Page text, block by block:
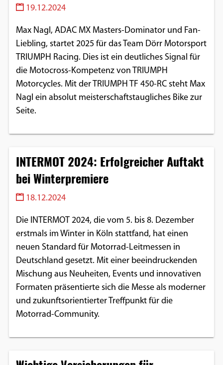
19.12.2024
Max Nagl, ADAC MX Masters-Dominator und Fan-
Liebling, startet 2025 für das Team Dörr Motorsport
TRIUMPH Racing. Dies ist ein deutliches Signal für
die Motocross-Kompetenz von TRIUMPH
Motorcycles. Mit der TRIUMPH TF 450-RC steht Max
Nagl ein absolut meisterschaftstaugliches Bike zur
Seite.
INTERMOT 2024: Erfolgreicher Auftakt
bei Winterpremiere
18.12.2024
Die INTERMOT 2024, die vom 5. bis 8. Dezember
erstmals im Winter in Köln stattfand, hat einen
neuen Standard für Motorrad-Leitmessen in
Deutschland gesetzt. Mit einer beeindruckenden
Mischung aus Neuheiten, Events und innovativen
Formaten präsentierte sich die Messe als moderner
und zukunftsorientierter Treffpunkt für die
Motorrad-Community.